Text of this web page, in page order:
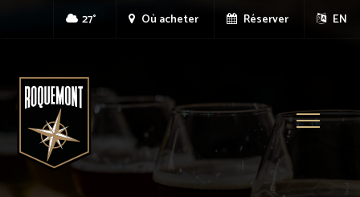
27° Où acheter Réserver EN
Toggle